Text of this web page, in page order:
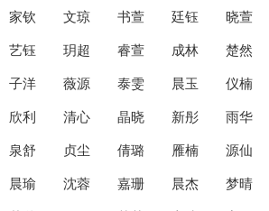
家钦 文琼 书萱 廷钰 晓萱
艺钰 玥超 睿萱 成林 楚然
子洋 薇源 泰雯 晨玉 仪楠
欣利 清心 晶晓 新彤 雨华
泉舒 贞尘 倩璐 雁楠 源仙
晨瑜 沈蓉 嘉珊 晨杰 梦晴